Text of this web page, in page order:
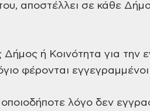
αποστέλλει σε κάθε
ή Κοινότητα για την
φέρονται εγγεγραμμένοι
λόγο δεν